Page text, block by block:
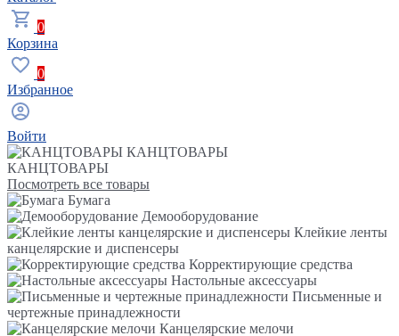
0
Корзина
0
Избранное
Войти
КАНЦТОВАРЫ
КАНЦТОВАРЫ
Посмотреть все товары
Бумага
Демооборудование
Клейкие ленты
канцелярские и диспенсеры
Корректирующие средства
Настольные аксессуары
Письменные и
чертежные принадлежности
Канцелярские мелочи